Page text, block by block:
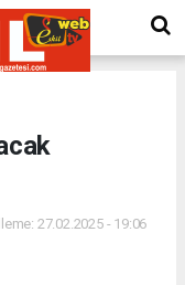
27.02.2025 - 19:06